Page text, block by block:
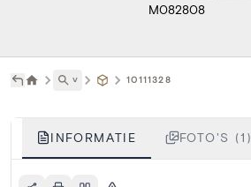
M082808
˅ 10111328
INFORMATIE FOTO'S (1)